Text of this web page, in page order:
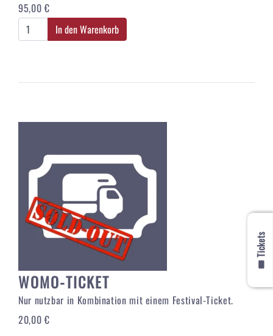
🎟️ Tickets
95,00 €
In den Warenkorb
WOMO-TICKET
Nur nutzbar in Kombination mit einem Festival-Ticket.
20,00 €